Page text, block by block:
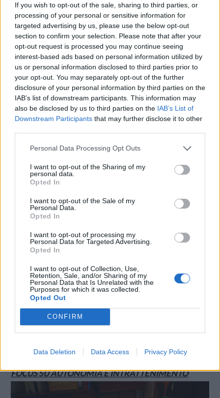
If you wish to opt-out of the sale, sharing to third parties, or
processing of your personal or sensitive information for
targeted advertising by us, please use the below opt-out
section to confirm your selection. Please note that after your
opt-out request is processed you may continue seeing
interest-based ads based on personal information utilized by
us or personal information disclosed to third parties prior to
your opt-out. You may separately opt-out of the further
disclosure of your personal information by third parties on the
IAB’s list of downstream participants. This information may
also be disclosed by us to third parties on the IAB’s List of
Downstream Participants that may further disclose it to other
Personal Data Processing Opt Outs
I want to opt-out of the Sharing of my
personal data.
Opted In
I want to opt-out of the Sale of my
Personal Data.
Opted In
I want to opt-out of processing my
Personal Data for Targeted Advertising.
Opted In
I want to opt-out of Collection, Use,
Retention, Sale, and/or Sharing of my
Personal Data that Is Unrelated with the
Purposes for which it was collected.
Opted Out
CONFIRM
Data Deletion Data Access Privacy Policy
E’ anche possibile richiedere informazioni e ricevere assistenza
direttamente tramite il Servizio Clienti via chat presente sul sito.
CONDIVIDI QUESTO ARTICOLO:
E-mail LinkedIn
Mastodon
Stampa
LE MIGLIORI OFFERTE AMAZON
FOCUS SU AUTONOMIA E INTRATTENIMENTO